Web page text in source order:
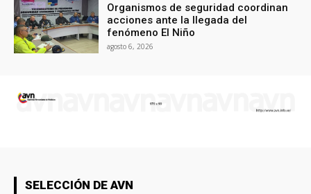
Organismos de seguridad coordinan
acciones ante la llegada del
fenómeno El Niño
agosto 6, 2026
SELECCIÓN DE AVN